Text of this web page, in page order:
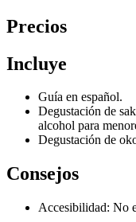
Precios
Incluye
Guía en español.
Degustación de
alcohol para
Degustación de
Consejos
Accesibilidad: No